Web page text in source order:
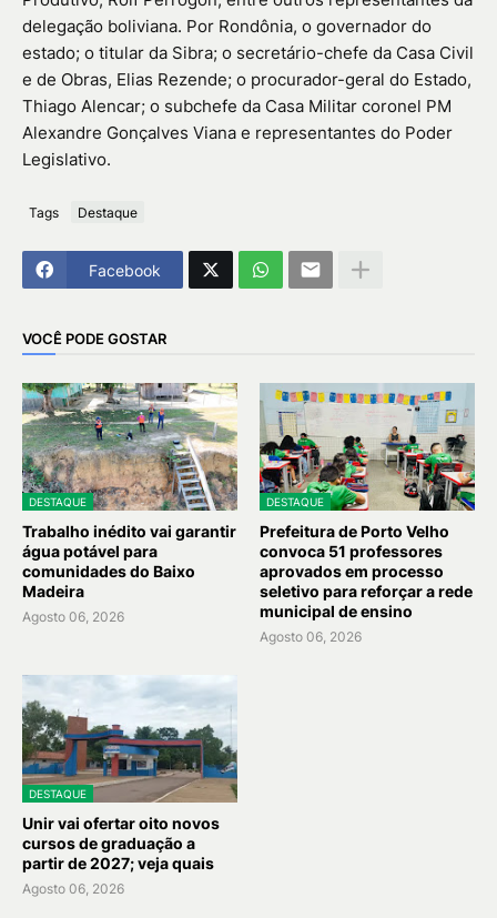
delegação boliviana. Por Rondônia, o governador do
estado; o titular da Sibra; o secretário-chefe da Casa Civil
e de Obras, Elias Rezende; o procurador-geral do Estado,
Thiago Alencar; o subchefe da Casa Militar coronel PM
Alexandre Gonçalves Viana e representantes do Poder
Legislativo.
Tags Destaque
Facebook
VOCÊ PODE GOSTAR
DESTAQUE
Trabalho inédito vai garantir
água potável para
comunidades do Baixo
Madeira
Agosto 06, 2026
DESTAQUE
Prefeitura de Porto Velho
convoca 51 professores
aprovados em processo
seletivo para reforçar a rede
municipal de ensino
Agosto 06, 2026
DESTAQUE
Unir vai ofertar oito novos
cursos de graduação a
partir de 2027; veja quais
Agosto 06, 2026